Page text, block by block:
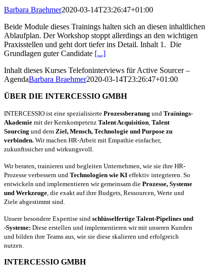
Barbara Braehmer2020-03-14T23:26:47+01:00
Beide Module dieses Trainings halten sich an diesen inhaltlichen
Ablaufplan. Der Workshop stoppt allerdings an den wichtigen
Praxisstellen und geht dort tiefer ins Detail. Inhalt 1. Die
Grundlagen guter Candidate [...]
Inhalt dieses Kurses Telefoninterviews für Active Sourcer –
AgendaBarbara Braehmer2020-03-14T23:26:47+01:00
ÜBER DIE INTERCESSIO GMBH
INTERCESSIO ist eine spezialisierte Prozessberatung und Trainings-
Akademie mit der Kernkompetenz Talent Acquisition Talent
Sourcing und dem Ziel, Mensch, Technologie und Purpose zu
verbinden. Wir machen HR-Arbeit mit Empathie einfacher,
zukunftssicher und wirkungsvoll.
Wir beraten, trainieren und begleiten Unternehmen, wie sie ihre HR-
Prozesse verbessern und Technologien wie KI effektiv integrieren. So
entwickeln und implementieren wir gemeinsam die Prozesse, Systeme
und Werkzeuge , die exakt auf ihre Budgets, Ressourcen, Werte und
Ziele abgestimmt sind.
Unsere besondere Expertise sind schlüsselfertige Talent-Pipelines und
-Systeme: Diese erstellen und implementieren wir mit unseren Kunden
und bilden ihre Teams aus, wie sie diese skalieren und erfolgreich
nutzen.
INTERCESSIO GMBH